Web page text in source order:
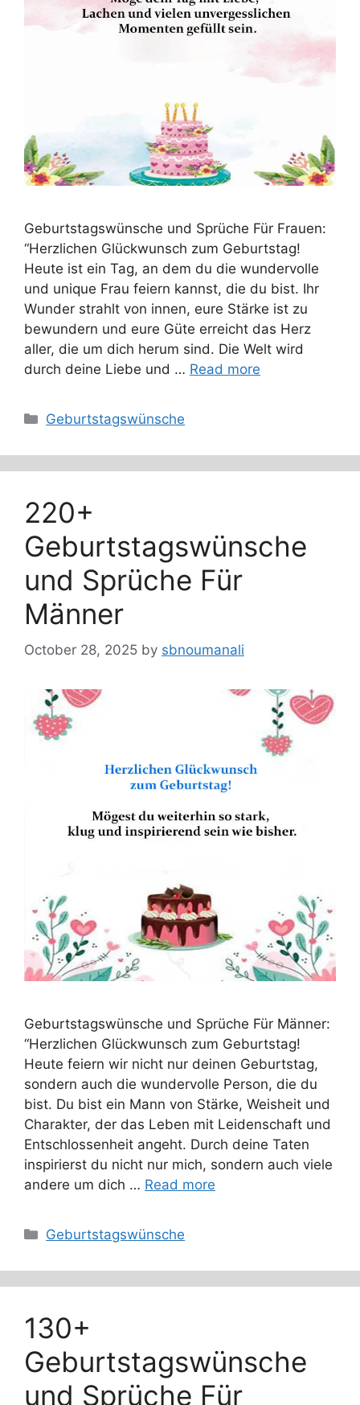
Geburtstagswünsche und Sprüche Für Frauen:
“Herzlichen Glückwunsch zum Geburtstag!
Heute ist ein Tag, an dem du die wundervolle
und unique Frau feiern kannst, die du bist. Ihr
Wunder strahlt von innen, eure Stärke ist zu
bewundern und eure Güte erreicht das Herz
aller, die um dich herum sind. Die Welt wird
durch deine Liebe und … Read more
Categories
Geburtstagswünsche
220+
Geburtstagswünsche
und Sprüche Für
Männer
October 28, 2025 by sbnoumanali
Geburtstagswünsche und Sprüche Für Männer:
“Herzlichen Glückwunsch zum Geburtstag!
Heute feiern wir nicht nur deinen Geburtstag,
sondern auch die wundervolle Person, die du
bist. Du bist ein Mann von Stärke, Weisheit und
Charakter, der das Leben mit Leidenschaft und
Entschlossenheit angeht. Durch deine Taten
inspirierst du nicht nur mich, sondern auch viele
andere um dich … Read more
Categories
Geburtstagswünsche
130+
Geburtstagswünsche
und Sprüche Für